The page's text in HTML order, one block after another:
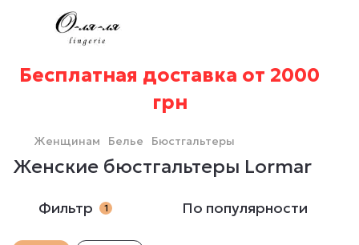
Бесплатная доставка от 2000
грн
Женщинам Белье Бюстгальтеры
Женские бюстгальтеры Lormar
Фильтр 1 По популярности